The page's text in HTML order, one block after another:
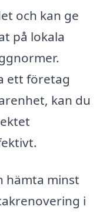
och kan ge
på lokala
ett företag
kan du
hämta minst
i